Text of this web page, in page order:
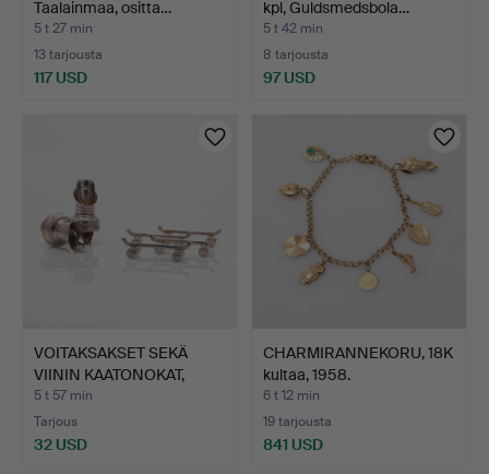
Taalainmaa, ositta…
5 t 27 min
13 tarjousta
117 USD
kpl, Guldsmedsbola…
5 t 42 min
8 tarjousta
97 USD
VOITAKSAKSET SEKÄ
VIININ KAATONOKAT,
uusho…
5 t 57 min
Tarjous
32 USD
CHARMIRANNEKORU, 18K
kultaa, 1958.
6 t 12 min
19 tarjousta
841 USD